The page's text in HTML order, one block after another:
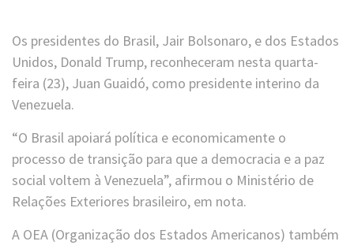
Os presidentes do Brasil, Jair Bolsonaro, e dos Estados
Unidos, Donald Trump, reconheceram nesta quarta-
feira (23), Juan Guaidó, como presidente interino da
Venezuela.
“O Brasil apoiará política e economicamente o
processo de transição para que a democracia e a paz
social voltem à Venezuela”, afirmou o Ministério de
Relações Exteriores brasileiro, em nota.
A OEA (Organização dos Estados Americanos) também